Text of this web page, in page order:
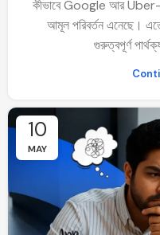
কীভাবে Google আর Uber-এর
আমূল পরিবর্তন এনেছে।
গুরুত্বপূর্ণ
10
MAY